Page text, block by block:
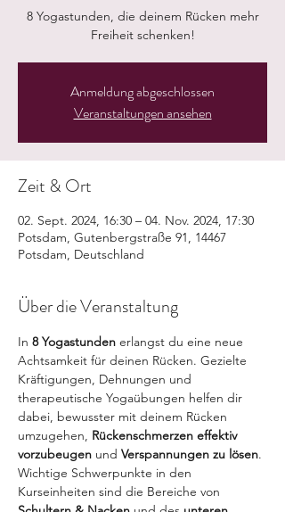
8 Yogastunden, die deinem Rücken mehr
Freiheit schenken!
Anmeldung abgeschlossen
Veranstaltungen ansehen
Zeit & Ort
02. Sept. 2024, 16:30 – 04. Nov. 2024, 17:30
Potsdam, Gutenbergstraße 91, 14467
Potsdam, Deutschland
Über die Veranstaltung
In 8 Yogastunden erlangst du eine neue
Achtsamkeit für deinen Rücken. Gezielte
Kräftigungen, Dehnungen und
therapeutische Yogaübungen helfen dir
dabei, bewusster mit deinem Rücken
umzugehen, Rückenschmerzen effektiv
vorzubeugen und Verspannungen zu lösen.
Wichtige Schwerpunkte in den
Kurseinheiten sind die Bereiche von